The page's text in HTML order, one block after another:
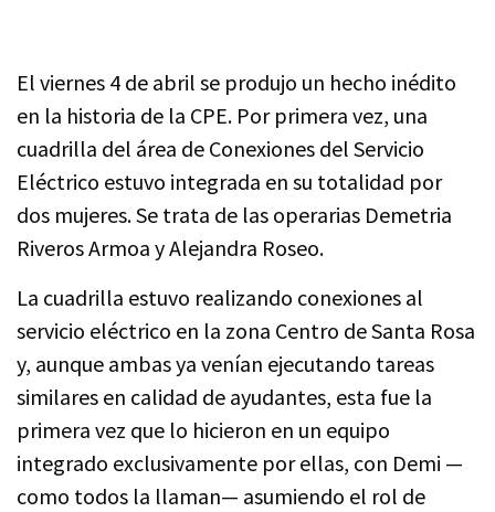
El viernes 4 de abril se produjo un hecho inédito
en la historia de la CPE. Por primera vez, una
cuadrilla del área de Conexiones del Servicio
Eléctrico estuvo integrada en su totalidad por
dos mujeres. Se trata de las operarias Demetria
Riveros Armoa y Alejandra Roseo.
La cuadrilla estuvo realizando conexiones al
servicio eléctrico en la zona Centro de Santa Rosa
y, aunque ambas ya venían ejecutando tareas
similares en calidad de ayudantes, esta fue la
primera vez que lo hicieron en un equipo
integrado exclusivamente por ellas, con Demi —
como todos la llaman— asumiendo el rol de